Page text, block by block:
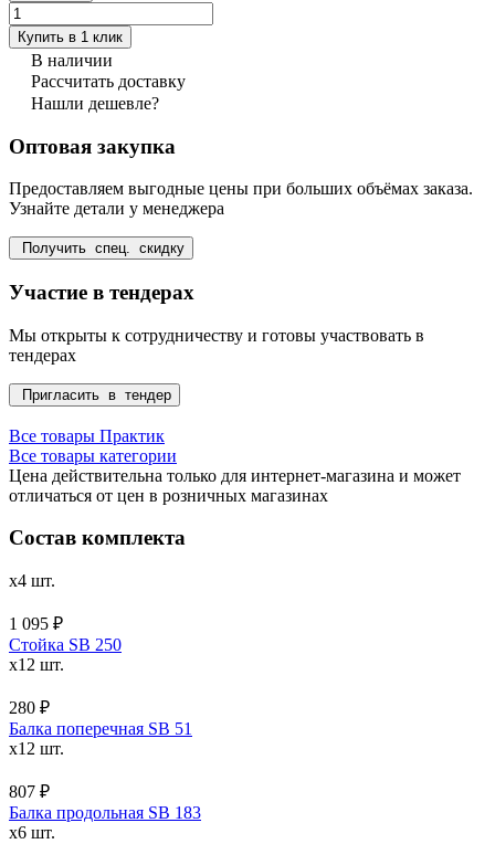
Купить в 1 клик
В наличии
Рассчитать доставку
Нашли дешевле?
Оптовая закупка
Предоставляем выгодные цены при больших объёмах заказа.
Узнайте детали у менеджера
Получить спец. скидку
Участие в тендерах
Мы открыты к сотрудничеству и готовы участвовать в
тендерах
Пригласить в тендер
Все товары Практик
Все товары категории
Цена действительна только для интернет-магазина и может
отличаться от цен в розничных магазинах
Состав комплекта
x4 шт.
1 095 ₽
Стойка SB 250
x12 шт.
280 ₽
Балка поперечная SB 51
x12 шт.
807 ₽
Балка продольная SB 183
x6 шт.